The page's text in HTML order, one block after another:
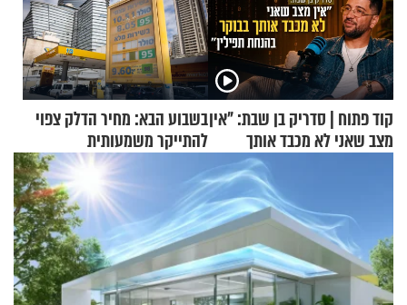
קוד פתוח | סדריק בן שבת: "אין
מצב שאני לא מכבד אותך
בבוקר בהנחת תפילין"
בשבוע הבא: מחיר הדלק צפוי
להתייקר משמעותית